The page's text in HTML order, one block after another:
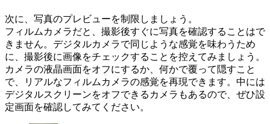
次に、写真のプレビューを制限しましょう。
フィルムカメラだと、撮影後すぐに写真を確認することはで
きません。デジタルカメラで同じような感覚を味わうため
に、撮影後に画像をチェックすることを控えてみましょう。
カメラの液晶画面をオフにするか、何かで覆って隠すこと
で、リアルなフィルムカメラの感覚を再現できます。中には
デジタルスクリーンをオフできるカメラもあるので、ぜひ設
定画面を確認してみてください。